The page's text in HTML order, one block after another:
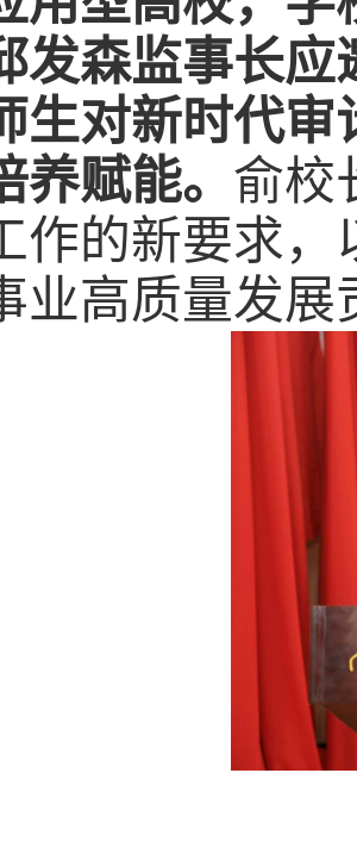
发森监事长
生对新时代
养赋能。 俞校
作的新要求
业高质量发